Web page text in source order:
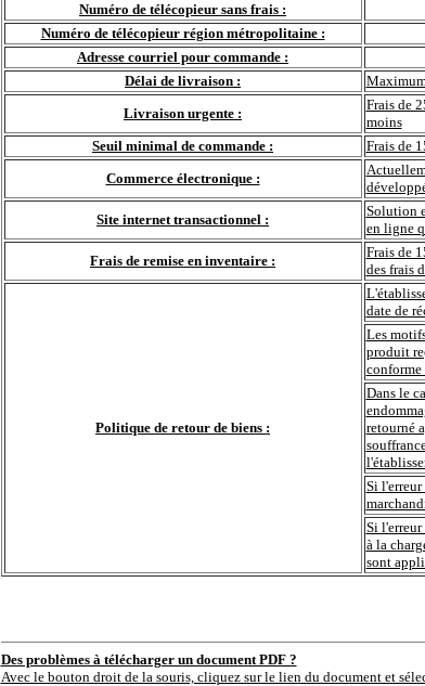
Numéro de télécopieur sans frais :
Numéro de télécopieur région métropolitaine :
Adresse courriel pour commande :
Délai de livraison :
Livraison urgente :
Frais de
moins
Seuil minimal de commande :
Frais de
Commerce électronique :
Site internet transactionnel :
Solution
en ligne
Frais de remise en inventaire :
Frais de
des frais
Politique de retour de biens :
date de
Les
produit
conforme
Dans le
retourné
Si
Si
à la
sont
Des problèmes à télécharger un document PDF ?
Avec le bouton droit de la souris, cliquez sur le lien du document et